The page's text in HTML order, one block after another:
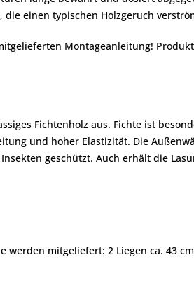
einen typischen Holzgeruch
Montageanleitung!
Fichtenholz aus. Fichte ist
und hoher Elastizität. Die
geschützt. Auch erhält die
werden mitgeliefert: 2 Liegen ca. 43